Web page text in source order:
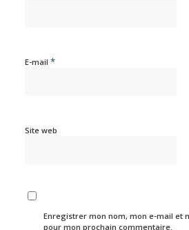
E-mail *
Site web
Enregistrer mon nom, mon e-mail et
pour mon prochain commentaire.